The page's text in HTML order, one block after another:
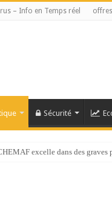
– Info en Temps réel
Sécurité
en RDC, le chef de l’OMS